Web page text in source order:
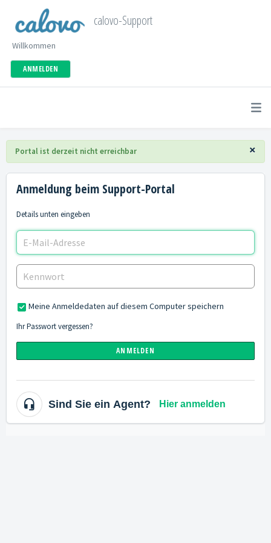
calovo-Support
Willkommen
ANMELDEN
×
Portal ist derzeit nicht erreichbar
Anmeldung beim Support-Portal
Details unten eingeben
Meine Anmeldedaten auf diesem Computer speichern
Ihr Passwort vergessen?
ANMELDEN
Sind Sie ein Agent? Hier anmelden